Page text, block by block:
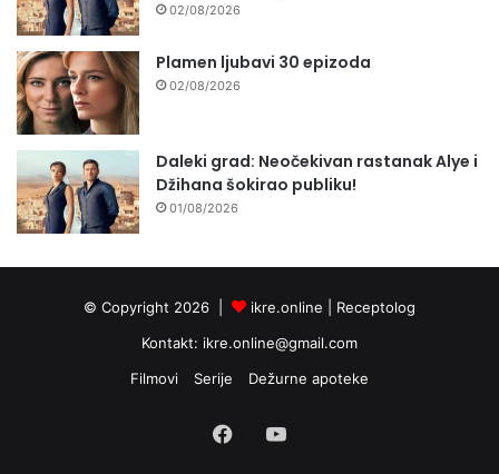
02/08/2026
Plamen ljubavi 30 epizoda
02/08/2026
Daleki grad: Neočekivan rastanak Alye i
Džihana šokirao publiku!
01/08/2026
© Copyright 2026 | ikre.online | Receptolog
Kontakt: ikre.online@gmail.com
Filmovi
Serije Dežurne apoteke
FacebookYouTube